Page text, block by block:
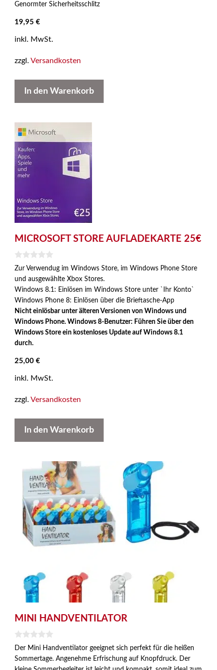
Genormter Sicherheitsschlitz
19,95 €
inkl. MwSt.
zzgl. Versandkosten
In den Warenkorb
MICROSOFT STORE AUFLADEKARTE 25€
0
v
o
n
Zur Verwendug im Windows Store, im Windows Phone Store
und ausgewählte Xbox Stores.
Windows 8.1: Einlösen im Windows Store unter `Ihr Konto`
Windows Phone 8: Einlösen über die Brieftasche-App
Nicht einlösbar unter älteren Versionen von Windows und
Windows Phone. Windows 8-Benutzer: Führen Sie über den
Windows Store ein kostenloses Update auf Windows 8.1
durch.
25,00 €
inkl. MwSt.
zzgl. Versandkosten
In den Warenkorb
MINI HANDVENTILATOR
0
v
o
n
Der Mini Handventilator geeignet sich perfekt für die heißen
Sommertage. Angenehme Erfrischung auf Knopfdruck. Der